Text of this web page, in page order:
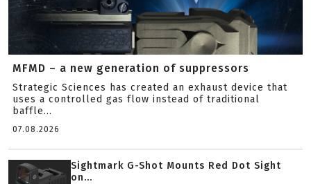
MFMD – a new generation of suppressors
Strategic Sciences has created an exhaust device that
uses a controlled gas flow instead of traditional
baffle...
07.08.2026
Sightmark G-Shot Mounts Red Dot Sight
on...